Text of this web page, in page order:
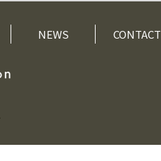
NEWS CONTACT